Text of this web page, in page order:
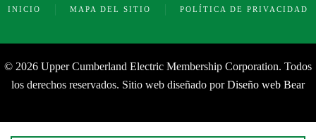
INICIO MAPA DEL SITIO POLÍTICA DE PRIVACIDAD
© 2026 Upper Cumberland Electric Membership Corporation. Todos
los derechos reservados. Sitio web diseñado porDiseño web Bear